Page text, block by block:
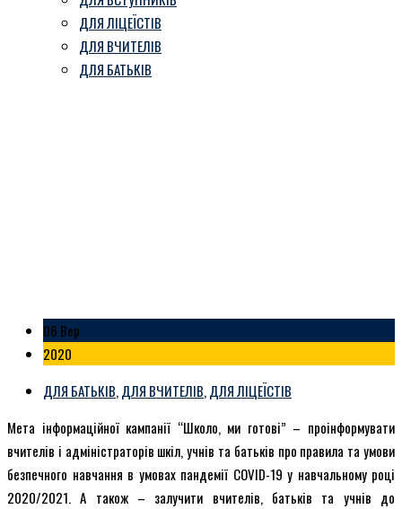
ДЛЯ ЛІЦЕЇСТІВ
ДЛЯ ВЧИТЕЛІВ
ДЛЯ БАТЬКІВ
06 Вер
2020
ДЛЯ БАТЬКІВ,ДЛЯ ВЧИТЕЛІВ,ДЛЯ ЛІЦЕЇСТІВ
Мета інформаційної кампанії “Школо, ми готові” – проінформувати
вчителів і адміністраторів шкіл, учнів та батьків про правила та умови
безпечного навчання в умовах пандемії COVID-19 у навчальному році
2020/2021. А також – залучити вчителів, батьків та учнів до